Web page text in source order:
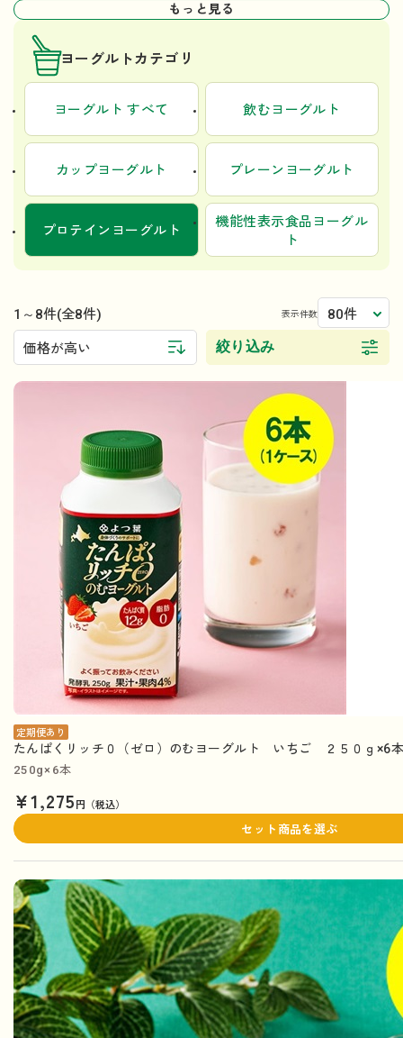
もっと見る
ヨーグルトカテゴリ
ヨーグルト すべて 飲むヨーグルト
カップヨーグルト プレーンヨーグルト
プロテインヨーグルト
機能性表示食品ヨーグル
ト
1～8件(全8件) 表示件数 80件
価格が高い 絞り込み
定期便あり
たんぱくリッチ０（ゼロ）のむヨーグルト いちご ２５０ｇ×6
250g×6本
¥1,275円（税込）
セット商品を選ぶ